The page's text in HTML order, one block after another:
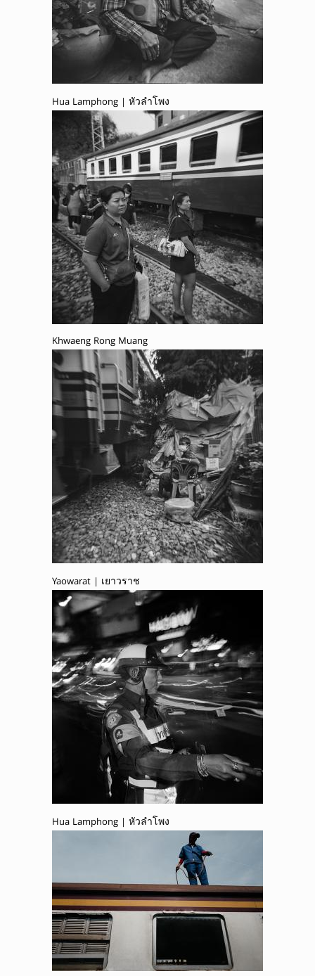
Hua Lamphong | หัวลำโพง
Khwaeng Rong Muang
Yaowarat | เยาวราช
Hua Lamphong | หัวลำโพง